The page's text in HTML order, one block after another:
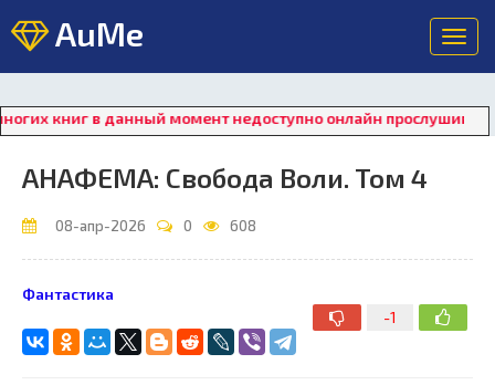
AuMe
в данный момент недоступно онлайн прослушивание. Для
АНАФЕМА: Свобода Воли. Том 4
08-апр-2026 0 608
-1
Фантастика